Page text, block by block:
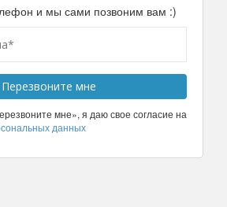
и мы сами позвоним вам :)
мне», я даю свое согласие на
данных